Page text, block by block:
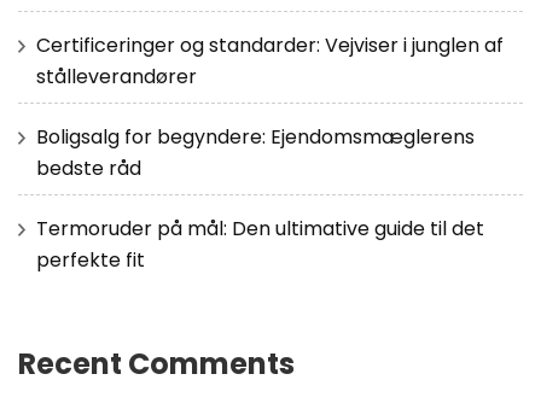
Certificeringer og standarder: Vejviser i junglen af
stålleverandører
Boligsalg for begyndere: Ejendomsmæglerens
bedste råd
Termoruder på mål: Den ultimative guide til det
perfekte fit
Recent Comments